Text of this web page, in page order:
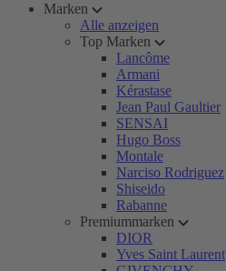
Marken
Alle anzeigen
Top Marken
Lancôme
Armani
Kérastase
Jean Paul Gaultier
SENSAI
Hugo Boss
Montale
Narciso Rodriguez
Shiseido
Rabanne
Premiummarken
DIOR
Yves Saint Laurent